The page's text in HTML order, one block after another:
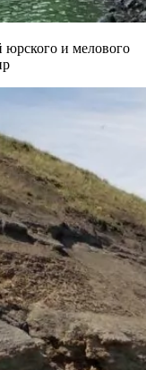
юрского и мелового